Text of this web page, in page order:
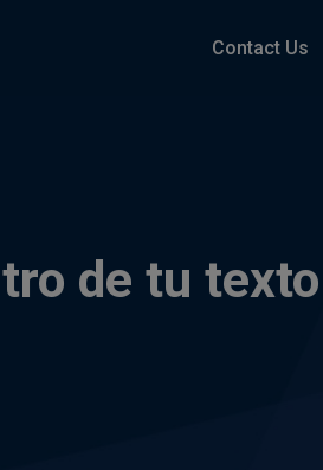
Contact Us
de tu